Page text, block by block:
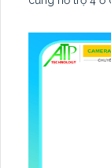
minh.